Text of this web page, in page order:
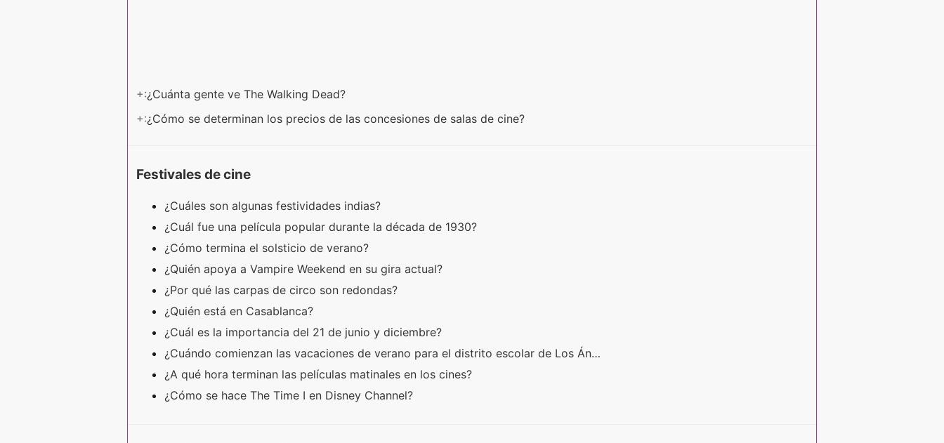
+:¿Cuánta gente ve The Walking Dead?
+:¿Cómo se determinan los precios de las concesiones de salas de cine?
Festivales de cine
¿Cuáles son algunas festividades indias?
¿Cuál fue una película popular durante la década de 1930?
¿Cómo termina el solsticio de verano?
¿Quién apoya a Vampire Weekend en su gira actual?
¿Por qué las carpas de circo son redondas?
¿Quién está en Casablanca?
¿Cuál es la importancia del 21 de junio y diciembre?
¿Cuándo comienzan las vacaciones de verano para el distrito escolar de Los Án…
¿A qué hora terminan las películas matinales en los cines?
¿Cómo se hace The Time I en Disney Channel?